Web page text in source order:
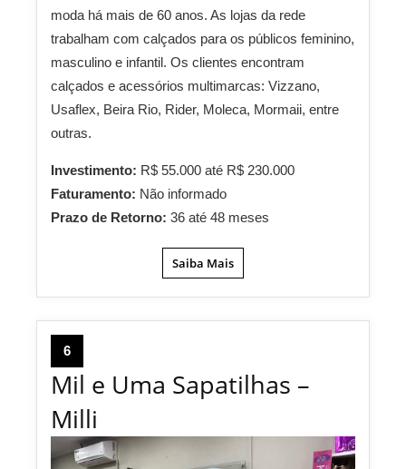
moda há mais de 60 anos. As lojas da rede
trabalham com calçados para os públicos feminino,
masculino e infantil. Os clientes encontram
calçados e acessórios multimarcas: Vizzano,
Usaflex, Beira Rio, Rider, Moleca, Mormaii, entre
outras.
Investimento: R$ 55.000 até R$ 230.000
Faturamento: Não informado
Prazo de Retorno: 36 até 48 meses
Saiba Mais
6
Mil e Uma Sapatilhas –
Milli